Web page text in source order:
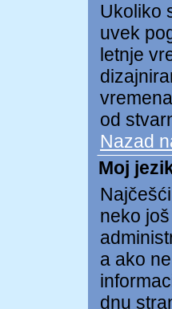
Ukoliko
uvek
letnje
od
Nazad
Moj
neko
a ako
dnu